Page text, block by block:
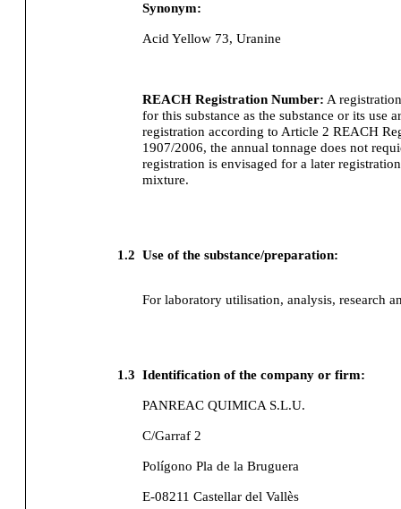
Synonym:
Acid Yellow 73, Uranine
REACH Registration Number: A
for this substance as the substance or its use
registration according to Article 2 REACH
1907/2006, the annual tonnage does not
registration is envisaged for a later
mixture.
1.2 Use of the substance/preparation:
For laboratory utilisation, analysis, research
1.3 Identification of the company or firm:
PANREAC QUIMICA S.L.U.
C/Garraf 2
Polígono Pla de la Bruguera
E-08211 Castellar del Vallès